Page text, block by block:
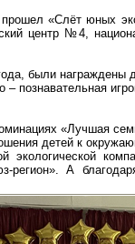
«Слёт юных
центр №4,
были
познавательная
«Лучшая
детей к
А